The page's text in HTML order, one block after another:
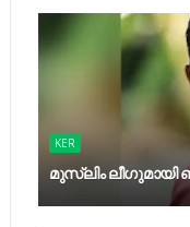
KER
മുസ്‍ലിം ലീഗുമായി